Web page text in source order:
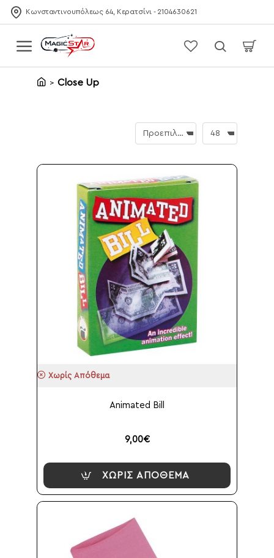
Κωνσταντινουπόλεως 64, Κερατσίνι - 2104630621
Close Up
Χωρίς Απόθεμα
Animated Bill
9,00€
ΧΩΡΊΣ ΑΠΌΘΕΜΑ